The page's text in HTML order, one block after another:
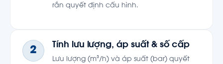
rắn quyết định cấu hình.
2 Tính lưu lượng, áp suất & số cấp
Lưu lượng (m³/h) và áp suất (bar) quyết